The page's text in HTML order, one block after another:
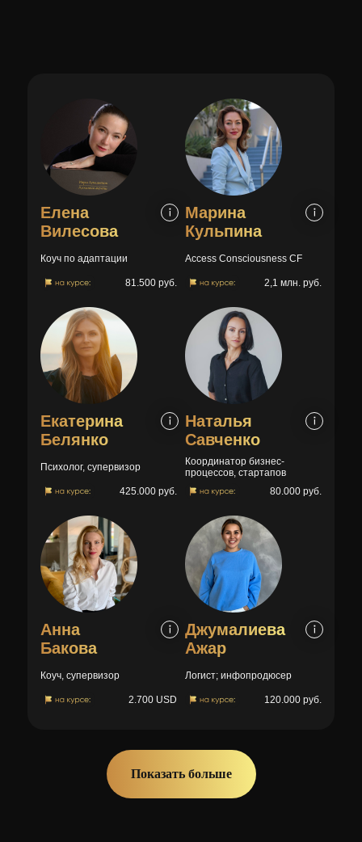
Елена
Вилесова
81.500 руб.
Коуч по адаптации
Марина
Кульпина
2,1 млн. руб.
Access Consciousness CF
Екатерина
Белянко
425.000 руб.
Психолог, супервизор
Наталья
Савченко
80.000 руб.
Координатор бизнес-
процессов, стартапов
Анна
Бакова
2.700 USD
Коуч, супервизор
Джумалиева
Ажар
120.000 руб.
Логист; инфопродюсер
Показать больше